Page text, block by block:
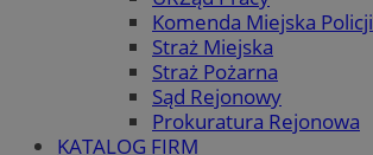
Komenda Miejska Policji
Straż Miejska
Straż Pożarna
Sąd Rejonowy
Prokuratura Rejonowa
KATALOG FIRM